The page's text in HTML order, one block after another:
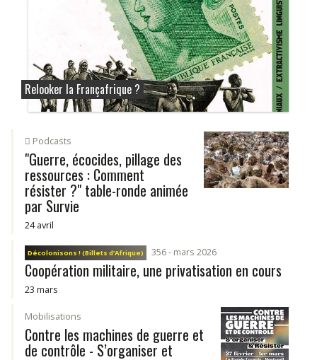
Relooker la Françafrique ?
Podcasts
"Guerre, écocides, pillage des
ressources : Comment
résister ?" table-ronde animée
par Survie
24 avril
Décolonisons ! (Billets d’Afrique) 356 - mars 2026
Coopération militaire, une privatisation en cours
23 mars
Mobilisations
Contre les machines de guerre et
de contrôle - S’organiser et